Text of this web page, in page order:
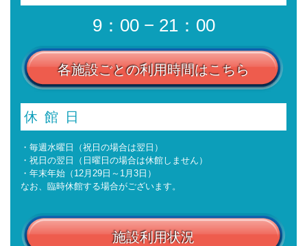
9：00 − 21：00
各施設ごとの利用時間はこちら
休館日
・毎週水曜日（祝日の場合は翌日）
・祝日の翌日（日曜日の場合は休館しません）
・年末年始（12月29日～1月3日）
なお、臨時休館する場合がございます。
施設利用状況